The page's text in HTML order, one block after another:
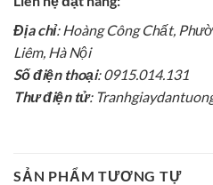
Địa chỉ: Hoàng Công Chất,
Liêm, Hà Nội
Số điện thoại: 0915.014.131
Thư điện tử:
SẢN PHẨM TƯƠNG TỰ